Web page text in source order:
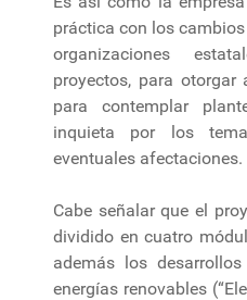
práctica con los
organizaciones
proyectos, para otorgar
para contemplar
inquieta por los
eventuales afectaciones.
Cabe señalar que el
dividido en cuatro
además los
energías renovables